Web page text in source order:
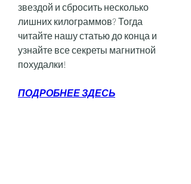
звездой и сбросить несколько
лишних килограммов? Тогда
читайте нашу статью до конца и
узнайте все секреты магнитной
похудалки!
ПОДРОБНЕЕ ЗДЕСЬ